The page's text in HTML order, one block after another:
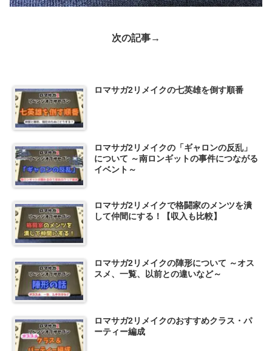
次の記事→
ロマサガ2リメイクの七英雄を倒す順番
ロマサガ2リメイクの「ギャロンの反乱」
について ～南ロンギットの事件につながる
イベント～
ロマサガ2リメイクで格闘家のメンツを潰
して仲間にする！【収入も比較】
ロマサガ2リメイクの陣形について ～オス
スメ、一覧、以前との違いなど～
ロマサガ2リメイクのおすすめクラス・パ
ーティー編成